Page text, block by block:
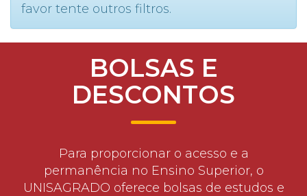
UATI
favor tente outros filtros.
BOLSAS E
DESCONTOS
Para proporcionar o acesso e a
permanência no Ensino Superior, o
UNISAGRADO oferece bolsas de estudos e